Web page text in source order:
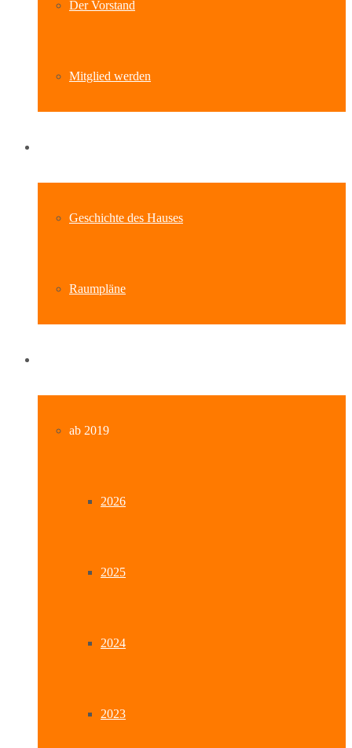
Der Vorstand
Mitglied werden
Geschichte des Hauses
Raumpläne
ab 2019
2026
2025
2024
2023